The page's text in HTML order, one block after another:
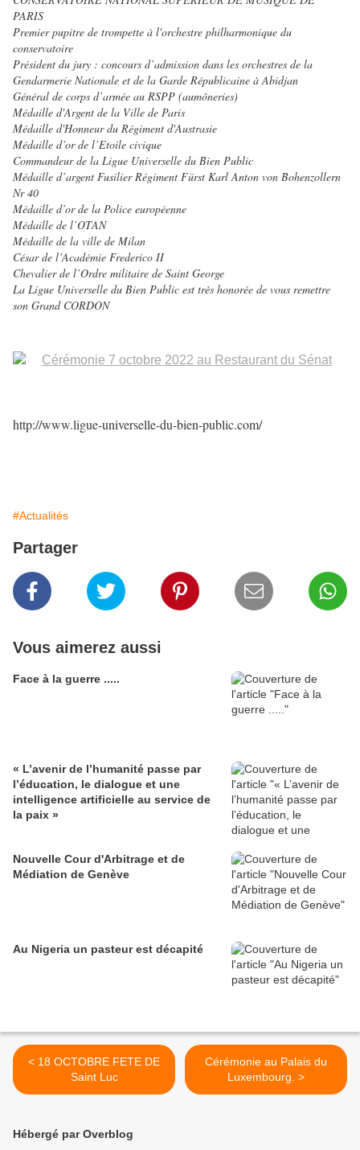
PARIS
Premier pupitre de trompette à l'orchestre philharmonique du
conservatoire
Président du jury : concours d’admission dans les orchestres de la
Gendarmerie Nationale et de la Garde Républicaine à Abidjan
Général de corps d’armée au RSPP (aumôneries)
Médaille d'Argent de la Ville de Paris
Médaille d'Honneur du Régiment d'Austrasie
Médaille d’or de l’Etoile civique
Commandeur de la Ligue Universelle du Bien Public
Médaille d’argent Fusilier Régiment Fürst Karl Anton von Bohenzollern
Nr 40
Médaille d’or de la Police européenne
Médaille de l’OTAN
Médaille de la ville de Milan
César de l’Académie Frederico II
Chevalier de l’Ordre militaire de Saint George
La Ligue Universelle du Bien Public est très honorée de vous remettre
son Grand CORDON
http://www.ligue-universelle-du-bien-public.com/
#Actualités
Partager
Vous aimerez aussi
Face à la guerre .....
« L’avenir de l’humanité passe par
l’éducation, le dialogue et une
intelligence artificielle au service de
la paix »
Nouvelle Cour d'Arbitrage et de
Médiation de Genève
Au Nigeria un pasteur est décapité
< 18 OCTOBRE FETE DE
Saint Luc
Cérémonie au Palais du
Luxembourg. >
Hébergé par Overblog